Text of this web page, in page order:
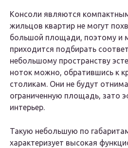
Консоли являются
жильцов квартир не могут
большой площади, поэтому и
приходится подбирать
небольшому пространству
ноток можно, обратившись к
столикам. Они не будут
ограниченную площадь, зато
интерьер.
Такую небольшую по
характеризует высокая